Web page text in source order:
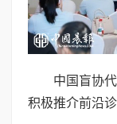
中国盲协
积极推介前沿诊